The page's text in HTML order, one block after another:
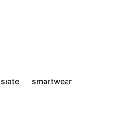
smartwear